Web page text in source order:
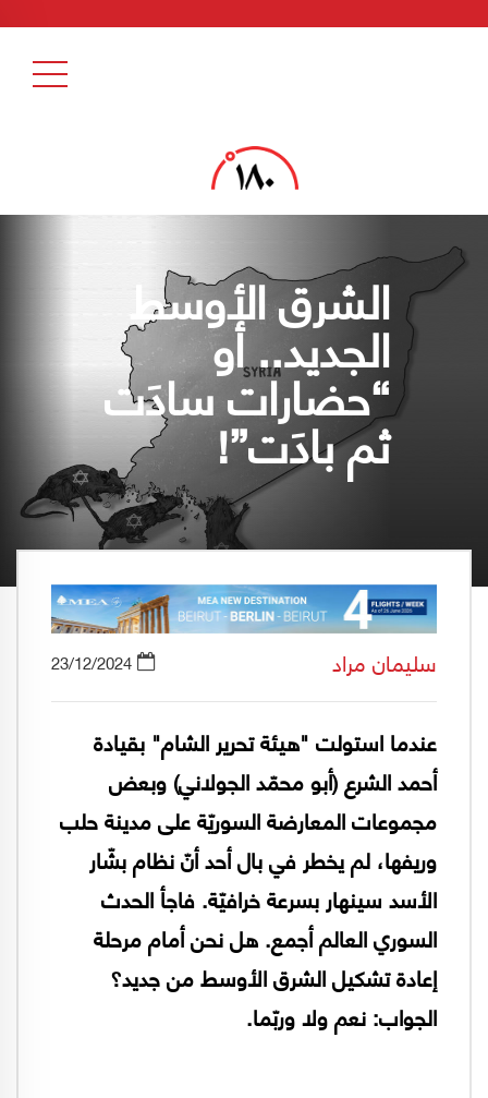
الشرق الأوسط
الجديد.. أو
“حضارات سادَت
ثم بادَت”!
سليمان مراد 23/12/2024
عندما استولت "هيئة تحرير الشام" بقيادة
أحمد الشرع (أبو محمّد الجولاني) وبعض
مجموعات المعارضة السوريّة على مدينة حلب
وريفها، لم يخطر في بال أحد أنّ نظام بشّار
الأسد سينهار بسرعة خرافيّة. فاجأ الحدث
السوري العالم أجمع. هل نحن أمام مرحلة
إعادة تشكيل الشرق الأوسط من جديد؟
الجواب: نعم ولا وربّما.